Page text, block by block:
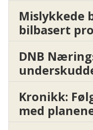
Mislykkede
bilbasert
DNB
Kronikk:
med